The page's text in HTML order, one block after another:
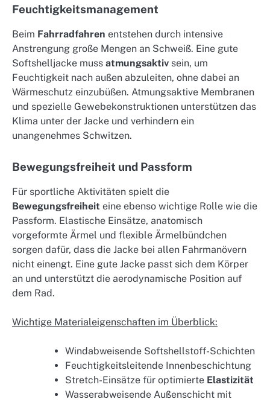
Feuchtigkeitsmanagement
Beim Fahrradfahren entstehen durch intensive
Anstrengung große Mengen an Schweiß. Eine gute
Softshelljacke muss atmungsaktiv sein, um
Feuchtigkeit nach außen abzuleiten, ohne dabei an
Wärmeschutz einzubüßen. Atmungsaktive Membranen
und spezielle Gewebekonstruktionen unterstützen das
Klima unter der Jacke und verhindern ein
unangenehmes Schwitzen.
Bewegungsfreiheit und Passform
Für sportliche Aktivitäten spielt die
Bewegungsfreiheit eine ebenso wichtige Rolle wie die
Passform. Elastische Einsätze, anatomisch
vorgeformte Ärmel und flexible Ärmelbündchen
sorgen dafür, dass die Jacke bei allen Fahrmanövern
nicht einengt. Eine gute Jacke passt sich dem Körper
an und unterstützt die aerodynamische Position auf
dem Rad.
Wichtige Materialeigenschaften im Überblick:
Windabweisende Softshellstoff-Schichten
Feuchtigkeitsleitende Innenbeschichtung
Stretch-Einsätze für optimierte Elastizität
Wasserabweisende Außenschicht mit